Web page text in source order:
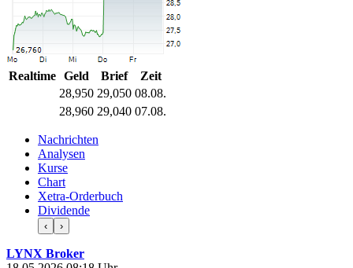
Realtime Geld Brief
Zeit
28,950 29,050 08.08.
28,960 29,040 07.08.
Nachrichten
Analysen
Kurse
Chart
Xetra-Orderbuch
Dividende
‹ ›
LYNX Broker